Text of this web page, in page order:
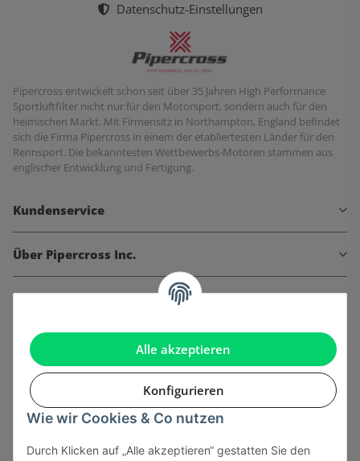
Alle akzeptieren
Konfigurieren
Wie wir Cookies & Co nutzen
Durch Klicken auf „Alle akzeptieren“ gestatten Sie den
Datenschutz-Einstellungen
Pipercross entwickelt schon seit über 35 Jahren High Performance
Sportluftfilter nicht nur für den Motorsport, sondern auch für den
heimischen Markt. Mit Firmensitz in Northampton, England befindet
sich die Firma Pipercross in einem der etabliertesten Länder für den
Rennsport. Die bekanntesten Wettbewerbs-Motoren stammen aus
englischer Entwicklung und Fertigung.
Kundenservice
Über Pipercross Inc.
Informationen
Gesetzliche Informationen